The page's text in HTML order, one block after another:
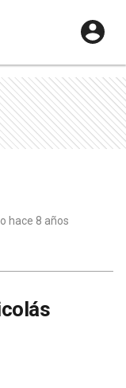
hace 8 años